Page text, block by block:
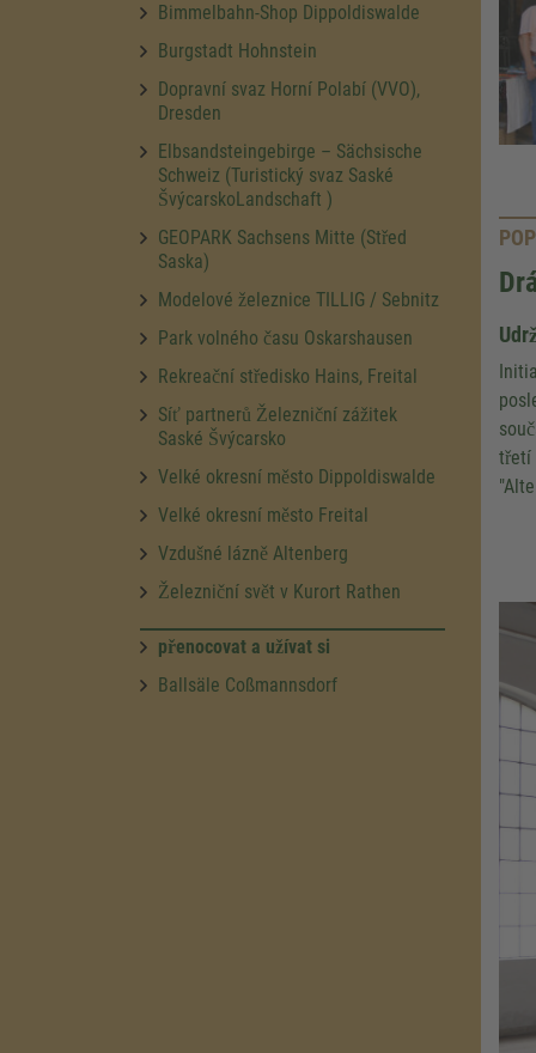
Bimmelbahn-Shop Dippoldiswalde
Burgstadt Hohnstein
Dopravní svaz Horní Polabí (VVO),
Dresden
Elbsandsteingebirge – Sächsische
Schweiz (Turistický svaz Saské
ŠvýcarskoLandschaft )
GEOPARK Sachsens Mitte (Střed
Saska)
Modelové železnice TILLIG / Sebnitz
Park volného času Oskarshausen
Rekreační středisko Hains, Freital
Síť partnerů Železniční zážitek
Saské Švýcarsko
Velké okresní město Dippoldiswalde
Velké okresní město Freital
Vzdušné lázně Altenberg
Železniční svět v Kurort Rathen
přenocovat a užívat si
Ballsäle Coßmannsdorf
třetí